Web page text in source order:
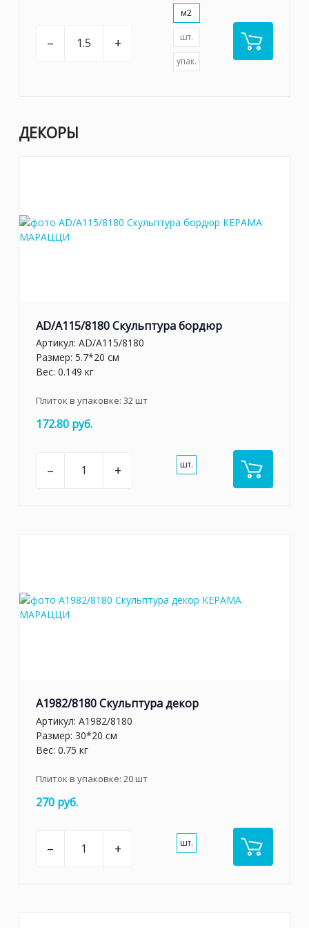
– +
м2
шт.
упак.
ДЕКОРЫ
AD/A115/8180 Скульптура бордюр
Артикул: AD/A115/8180
Размер: 5.7*20 см
Вес: 0.149 кг
Плиток в упаковке: 32шт
172.80 руб.
– + шт.
A1982/8180 Скульптура декор
Артикул: A1982/8180
Размер: 30*20 см
Вес: 0.75 кг
Плиток в упаковке: 20шт
270 руб.
– + шт.